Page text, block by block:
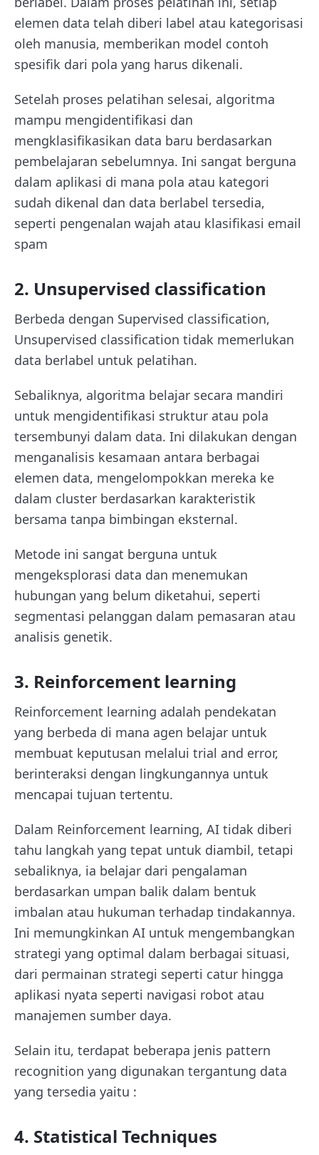
elemen data telah diberi label atau kategorisasi
oleh manusia, memberikan model contoh
spesifik dari pola yang harus dikenali.
Setelah proses pelatihan selesai, algoritma
mampu mengidentifikasi dan
mengklasifikasikan data baru berdasarkan
pembelajaran sebelumnya. Ini sangat berguna
dalam aplikasi di mana pola atau kategori
sudah dikenal dan data berlabel tersedia,
seperti pengenalan wajah atau klasifikasi email
spam
2. Unsupervised classification
Berbeda dengan Supervised classification,
Unsupervised classification tidak memerlukan
data berlabel untuk pelatihan.
Sebaliknya, algoritma belajar secara mandiri
untuk mengidentifikasi struktur atau pola
tersembunyi dalam data. Ini dilakukan dengan
menganalisis kesamaan antara berbagai
elemen data, mengelompokkan mereka ke
dalam cluster berdasarkan karakteristik
bersama tanpa bimbingan eksternal.
Metode ini sangat berguna untuk
mengeksplorasi data dan menemukan
hubungan yang belum diketahui, seperti
segmentasi pelanggan dalam pemasaran atau
analisis genetik.
3. Reinforcement learning
Reinforcement learning adalah pendekatan
yang berbeda di mana agen belajar untuk
membuat keputusan melalui trial and error,
berinteraksi dengan lingkungannya untuk
mencapai tujuan tertentu.
Dalam Reinforcement learning, AI tidak diberi
tahu langkah yang tepat untuk diambil, tetapi
sebaliknya, ia belajar dari pengalaman
berdasarkan umpan balik dalam bentuk
imbalan atau hukuman terhadap tindakannya.
Ini memungkinkan AI untuk mengembangkan
strategi yang optimal dalam berbagai situasi,
dari permainan strategi seperti catur hingga
aplikasi nyata seperti navigasi robot atau
manajemen sumber daya.
Selain itu, terdapat beberapa jenis pattern
recognition yang digunakan tergantung data
yang tersedia yaitu :
4. Statistical Techniques